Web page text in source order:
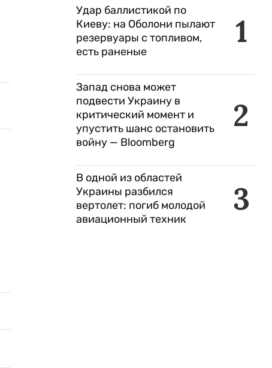
1
Удар баллистикой по
Киеву: на Оболони пылают
резервуары с топливом,
есть раненые
2
Запад снова может
подвести Украину в
критический момент и
упустить шанс остановить
войну — Bloomberg
3
В одной из областей
Украины разбился
вертолет: погиб молодой
авиационный техник